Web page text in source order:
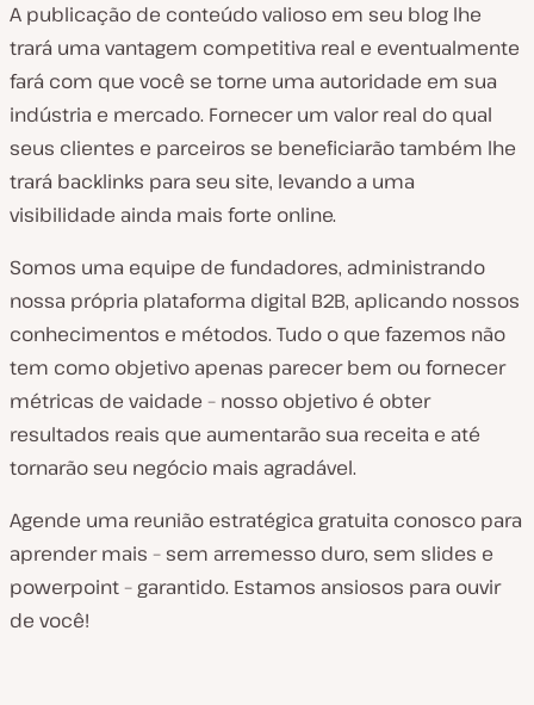
A publicação de conteúdo valioso em seu blog lhe
trará uma vantagem competitiva real e eventualmente
fará com que você se torne uma autoridade em sua
indústria e mercado. Fornecer um valor real do qual
seus clientes e parceiros se beneficiarão também lhe
trará backlinks para seu site, levando a uma
visibilidade ainda mais forte online.
Somos uma equipe de fundadores, administrando
nossa própria plataforma digital B2B, aplicando nossos
conhecimentos e métodos. Tudo o que fazemos não
tem como objetivo apenas parecer bem ou fornecer
métricas de vaidade – nosso objetivo é obter
resultados reais que aumentarão sua receita e até
tornarão seu negócio mais agradável.
Agende uma reunião estratégica gratuita conosco para
aprender mais – sem arremesso duro, sem slides e
powerpoint – garantido. Estamos ansiosos para ouvir
de você!